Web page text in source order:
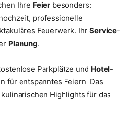
Ihre Feier besonders:
professionelle
Feuerwerk. Ihr Service-
Planung.
Parkplätze und Hotel-
für entspanntes Feiern. Das
Highlights für das